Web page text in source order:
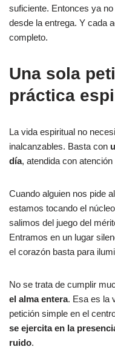
suficiente. Entonces ya
desde la entrega. Y cada
completo.
Una sola
práctica
La vida espiritual no
inalcanzables. Basta con
día, atendida con
Cuando alguien nos pide
estamos tocando el
salimos del juego del
Entramos en un lugar
el corazón basta para
No se trata de cumplir
el alma entera. Esa es la
petición simple en el
se ejercita en la
ruido.